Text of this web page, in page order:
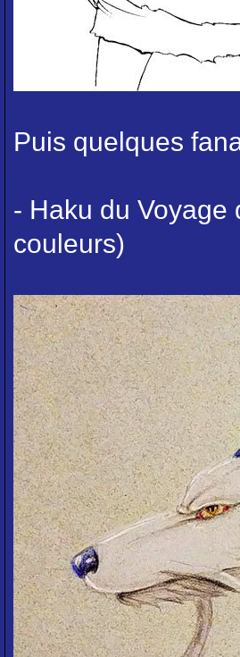
Puis quelques
- Haku du Voyage
couleurs)